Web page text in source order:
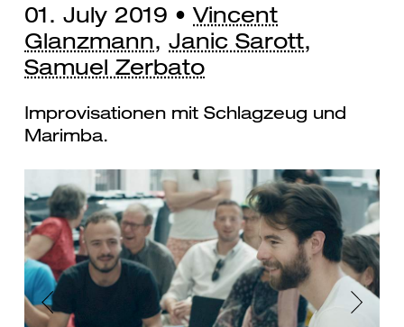
Previous Next
01. July 2019 • Vincent
Glanzmann, Janic Sarott,
Samuel Zerbato
Improvisationen mit Schlagzeug und
Marimba.